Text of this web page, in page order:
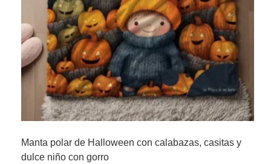
Manta polar de Halloween con calabazas, casitas y
dulce niño con gorro